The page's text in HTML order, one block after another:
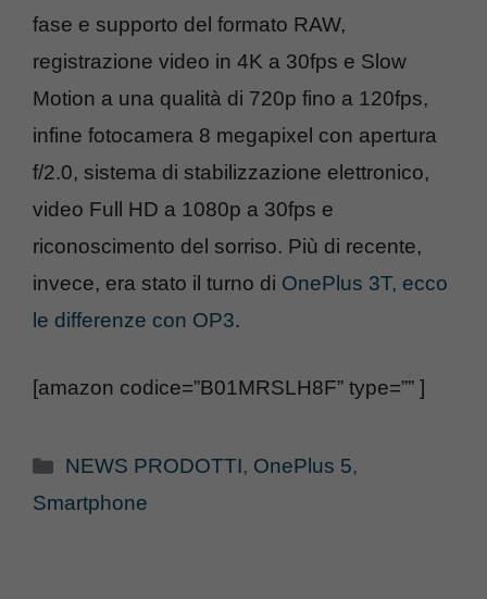
fase e supporto del formato RAW,
registrazione video in 4K a 30fps e Slow
Motion a una qualità di 720p fino a 120fps,
infine fotocamera 8 megapixel con apertura
f/2.0, sistema di stabilizzazione elettronico,
video Full HD a 1080p a 30fps e
riconoscimento del sorriso. Più di recente,
invece, era stato il turno di OnePlus 3T, ecco
le differenze con OP3.
[amazon codice=”B01MRSLH8F” type=”” ]
Categorie
NEWS PRODOTTI, OnePlus 5,
Smartphone